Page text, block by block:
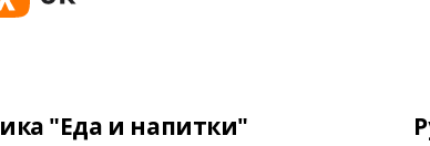
"Еда и напитки"